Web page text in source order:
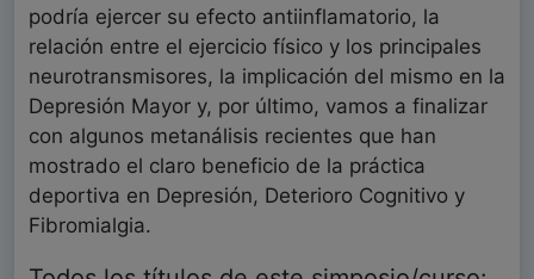
podría ejercer su efecto antiinflamatorio, la
relación entre el ejercicio físico y los principales
neurotransmisores, la implicación del mismo en la
Depresión Mayor y, por último, vamos a finalizar
con algunos metanálisis recientes que han
mostrado el claro beneficio de la práctica
deportiva en Depresión, Deterioro Cognitivo y
Fibromialgia.